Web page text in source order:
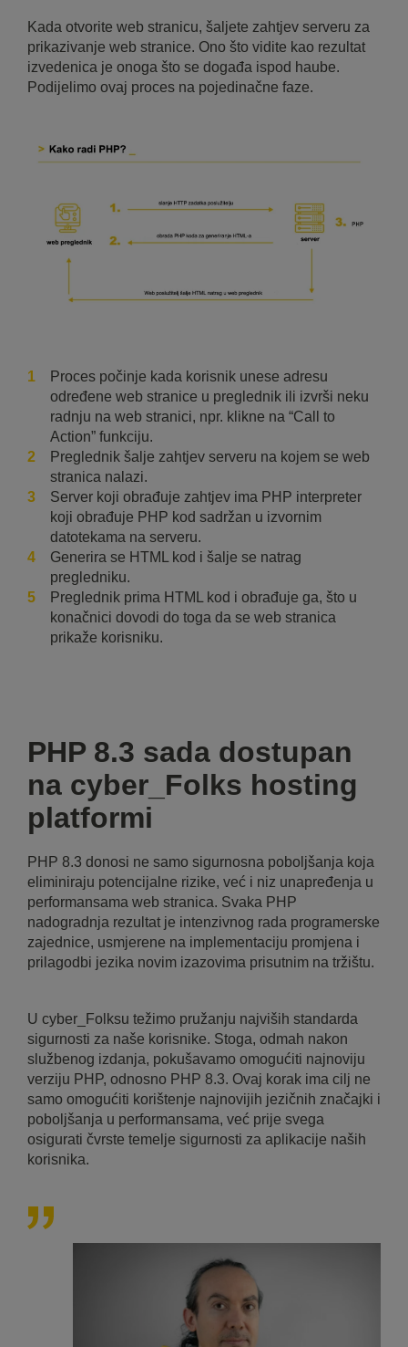
Kada otvorite web stranicu, šaljete zahtjev serveru za
prikazivanje web stranice. Ono što vidite kao rezultat
izvedenica je onoga što se događa ispod haube.
Podijelimo ovaj proces na pojedinačne faze.
Proces počinje kada korisnik unese adresu
određene web stranice u preglednik ili izvrši neku
radnju na web stranici, npr. klikne na “Call to
Action” funkciju.
Preglednik šalje zahtjev serveru na kojem se web
stranica nalazi.
Server koji obrađuje zahtjev ima PHP interpreter
koji obrađuje PHP kod sadržan u izvornim
datotekama na serveru.
Generira se HTML kod i šalje se natrag
pregledniku.
Preglednik prima HTML kod i obrađuje ga, što u
konačnici dovodi do toga da se web stranica
prikaže korisniku.
PHP 8.3 sada dostupan
na cyber_Folks hosting
platformi
PHP 8.3 donosi ne samo sigurnosna poboljšanja koja
eliminiraju potencijalne rizike, već i niz unapređenja u
performansama web stranica. Svaka PHP
nadogradnja rezultat je intenzivnog rada programerske
zajednice, usmjerene na implementaciju promjena i
prilagodbi jezika novim izazovima prisutnim na tržištu.
U cyber_Folksu težimo pružanju najviših standarda
sigurnosti za naše korisnike. Stoga, odmah nakon
službenog izdanja, pokušavamo omogućiti najnoviju
verziju PHP, odnosno PHP 8.3. Ovaj korak ima cilj ne
samo omogućiti korištenje najnovijih jezičnih značajki i
poboljšanja u performansama, već prije svega
osigurati čvrste temelje sigurnosti za aplikacije naših
korisnika.